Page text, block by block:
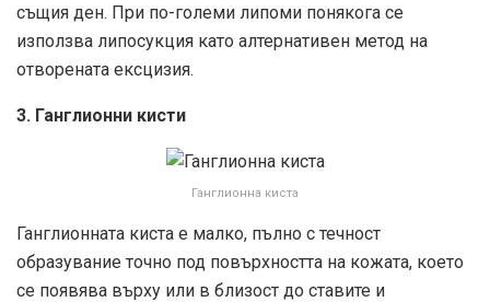
същия ден. При по-големи липоми понякога се
използва липосукция като алтернативен метод на
отворената ексцизия.
3. Ганглионни кисти
Ганглионна киста
Ганглионната киста е малко, пълно с течност
образувание точно под повърхността на кожата, което
се появява върху или в близост до ставите и